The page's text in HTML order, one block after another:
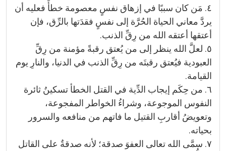
٤. مَن كان سببًا في إزهاق نفسٍ معصومة خطأً فعليه أن
يردَّ معاني الحياة الحُرَّة إلى نفسٍ فقدَتها بالرِّق، فإن
أعتقها أعتقه الله من رِقِّ الذنب.
٥. لعلَّ الله ينظر إلى من يُعتق رقبةً مؤمنة من رِقِّ
العبودية فيُعتق رقبتَه من رِقِّ الذنب في الدنيا، والنارِ يوم
القيامة.
٦. من حِكَم إيجاب الدِّية في القتل الخطأ تسكينُ ثائرة
النفوس الموجوعة، وشراءُ الخواطر المفجوعة،
وتعويضُ أقاربِ القتيل ما فاتهم من منافعه والسرور
بحياته.
٧. سمَّى الله تعالى العفوَ صدقة؛ لأنه صدقةٌ على القاتل